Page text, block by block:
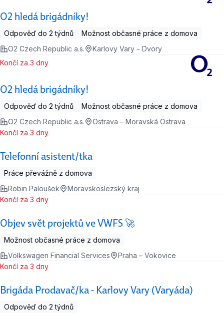
O2 hledá brigádníky!
Odpověď do 2 týdnů
Možnost občasné práce z domova
O2 Czech Republic a.s.
Karlovy Vary – Dvory
O2 hledá brigádníky!
Končí za 3 dny
Odpověď do 2 týdnů
Možnost občasné práce z domova
O2 Czech Republic a.s.
Ostrava – Moravská Ostrava
Telefonní asistent/tka
Končí za 3 dny
Práce převážně z domova
Robin Paloušek
Moravskoslezský kraj
Objev svět projektů ve VWFS 🚀
Končí za 3 dny
Možnost občasné práce z domova
Volkswagen Financial Services
Praha – Vokovice
Brigáda Prodavač/ka - Karlovy Vary (Varyáda)
Končí za 3 dny
Odpověď do 2 týdnů